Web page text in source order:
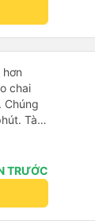
chai
Chúng
Tài
quá
đã đặt
vì tôi
là vấn
TRƯỚC